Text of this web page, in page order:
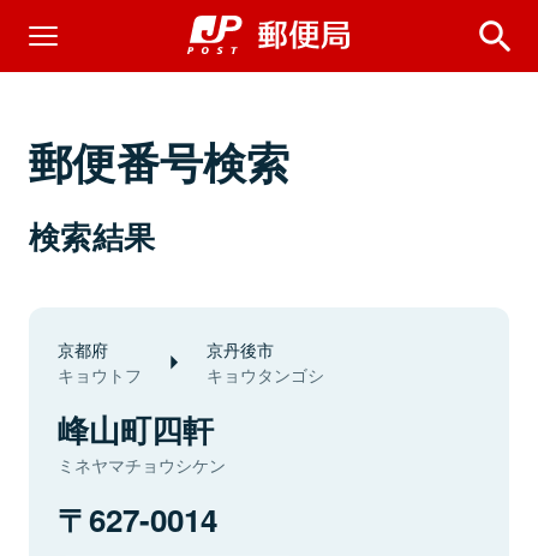
郵便番号検索
検索結果
京都府
キョウトフ
京丹後市
キョウタンゴシ
峰山町四軒
ミネヤマチョウシケン
627-0014